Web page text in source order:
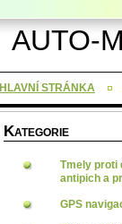
AUTO-
HLAVNÍ STRÁNKA
KATEGORIE
Tmely proti
antipich a
GPS